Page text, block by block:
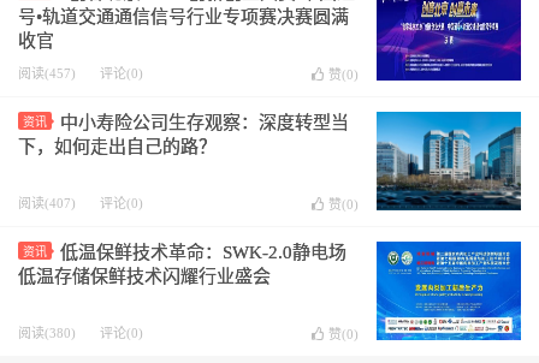
号•轨道交通通信信号行业专项赛决赛圆满
收官
阅读(457) 评论(0) 赞(0)
资讯
中小寿险公司生存观察：深度转型当
下，如何走出自己的路？
阅读(407) 评论(0) 赞(0)
资讯
低温保鲜技术革命：SWK-2.0静电场
低温存储保鲜技术闪耀行业盛会
阅读(380) 评论(0) 赞(0)